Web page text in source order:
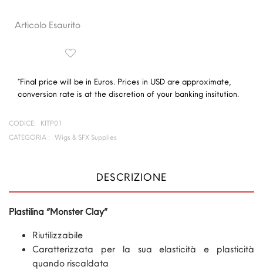
Articolo Esaurito
*Final price will be in Euros. Prices in USD are approximate,
conversion rate is at the discretion of your banking insitution.
CODICE:
KITP01
CATEGORIA :
Wigs & SFX Supplies
DESCRIZIONE
Plastilina “Monster Clay”
Riutilizzabile
Caratterizzata per la sua elasticità e plasticità
quando riscaldata